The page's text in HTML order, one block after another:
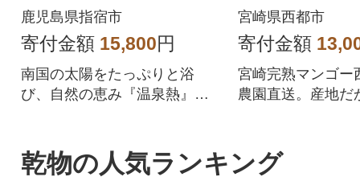
(IB057-001)
鹿児島県指宿市
寄付金額 15,800円
南国の太陽をたっぷりと浴
び、自然の恵み『温泉熱』で
完熟マンゴ
宮崎県西都市
寄付金額
宮崎完熟マンゴー
農園直送。産地だ
乾物の人気ランキング